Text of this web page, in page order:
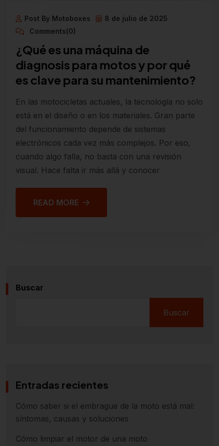
Post By Motoboxes
8 de julio de 2025
Comments(0)
¿Qué es una máquina de
diagnosis para motos y por qué
es clave para su mantenimiento?
En las motocicletas actuales, la tecnología no solo
está en el diseño o en los materiales. Gran parte
del funcionamiento depende de sistemas
electrónicos cada vez más complejos. Por eso,
cuando algo falla, no basta con una revisión
visual. Hace falta ir más allá y conocer
READ MORE
Buscar
Buscar
Entradas recientes
Cómo saber si el embrague de la moto está mal:
síntomas, causas y soluciones
Cómo limpiar el motor de una moto